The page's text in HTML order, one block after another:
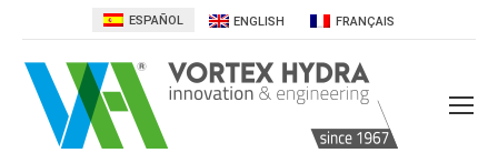
ESPAÑOL ENGLISH FRANÇAIS